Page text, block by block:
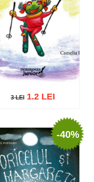
3 LEI
Adaugă în coș Wishlist
3 LEI1.2 LEI
-40%